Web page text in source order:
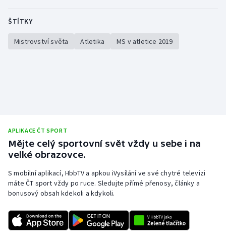
Rychlostní kanoistika
Short track
Sportovní střelba
Triatlon
ŠTÍTKY
Mistrovství světa Atletika MS v atletice 2019
APLIKACE ČT SPORT
Mějte celý sportovní svět vždy u sebe i na
velké obrazovce.
S mobilní aplikací, HbbTV a apkou iVysílání ve své chytré televizi
máte ČT sport vždy po ruce. Sledujte přímé přenosy, články a
bonusový obsah kdekoli a kdykoli.